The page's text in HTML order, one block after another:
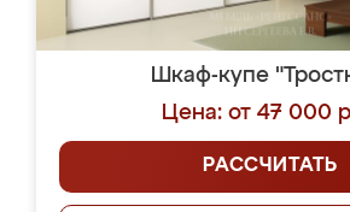
Шкаф-купе
Цена: от 47 000
РАССЧИТАТЬ